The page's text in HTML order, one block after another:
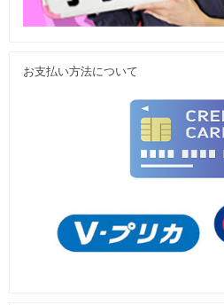
お支払い方法について